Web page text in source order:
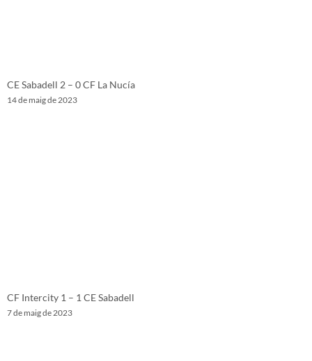
CE Sabadell 2 – 0 CF La Nucía
14 de maig de 2023
CF Intercity 1 – 1 CE Sabadell
7 de maig de 2023